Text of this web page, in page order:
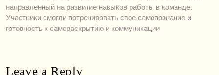
направленный на развитие навыков работы в команде.
Участники смогли потренировать свое самопознание и
готовность к самораскрытию и коммуникации
Leave a Reply